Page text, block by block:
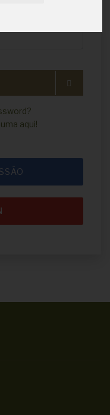
aqui!